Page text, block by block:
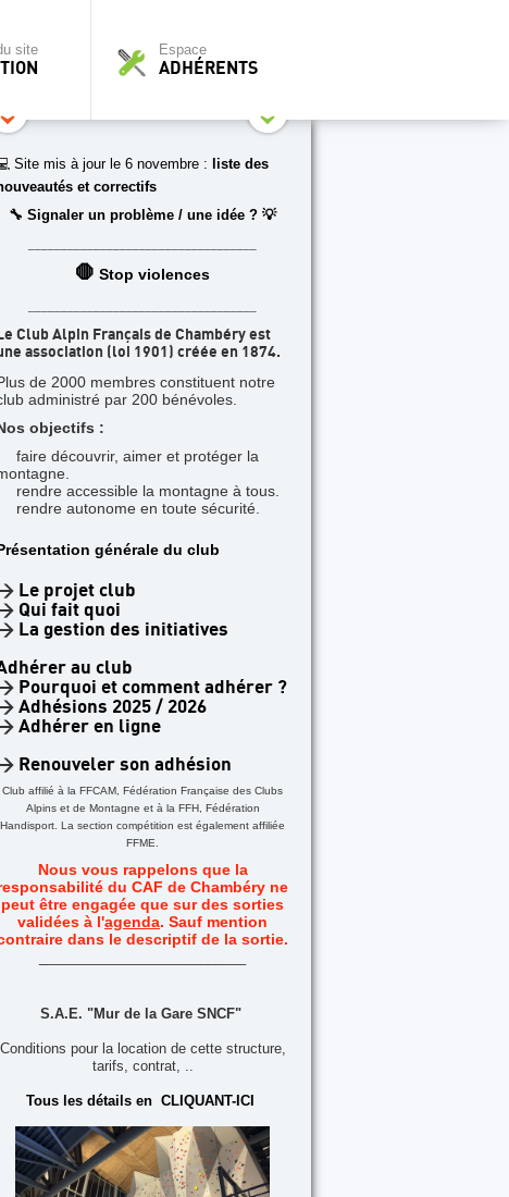
site Espace
ADHÉRENTS
4 jours dans les Aiguilles Rouges - Une
Facile
Site mis à jour le 6 novembre : liste des
et correctifs
🔧 Signaler un problème / une idée ? 💡
🛑 Stop violences
Le Club Alpin Français de Chambéry est
association (loi 1901) créée en 1874.
de 2000 membres constituent notre
administré par 200 bénévoles.
objectifs :
faire découvrir, aimer et protéger la
rendre accessible la montagne à tous.
rendre autonome en toute sécurité.
générale du club
Le projet club
Qui fait quoi
La gestion des initiatives
au club
Pourquoi et comment adhérer ?
Adhésions 2025 / 2026
Adhérer en ligne
Renouveler son adhésion
Club affilié à la FFCAM, Fédération Française des Clubs
Alpins et de Montagne et à la FFH, Fédération
Handisport. La section compétition est également affiliée
FFME.
Nous vous rappelons que la
du CAF de Chambéry ne
peut être engagée que sur des sorties
validées à l'agenda. Sauf mention
dans le descriptif de la sortie.
S.A.E. "Mur de la Gare SNCF"
Conditions pour la location de cette structure,
tarifs, contrat, ..
Tous les détails en CLIQUANT-ICI